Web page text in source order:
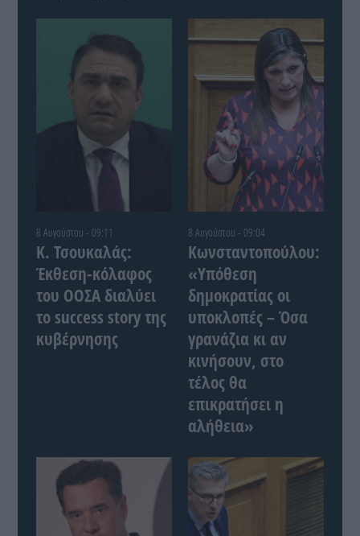
8 Αυγούστου - 09:11
Κ. Τσουκαλάς:
Έκθεση-κόλαφος
του ΟΟΣΑ διαλύει
το success story της
κυβέρνησης
8 Αυγούστου - 09:04
Κωνσταντοπούλου:
«Υπόθεση
δημοκρατίας οι
υποκλοπές – Όσα
γρανάζια κι αν
κινήσουν, στο
τέλος θα
επικρατήσει η
αλήθεια»